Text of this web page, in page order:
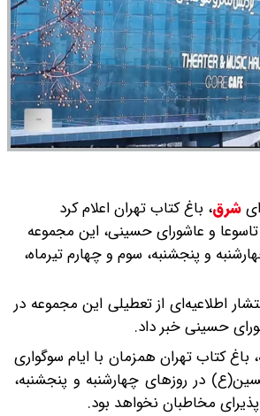
شرق، باغ کتاب تهران اعلام کرد
و عاشورای حسینی، این مجموعه
و پنجشنبه، سوم و چهارم تیرماه،
اطلاعیه‌ای از تعطیلی این مجموعه در
حسینی خبر داد.
باغ کتاب تهران همزمان با ایام سوگواری
در روزهای چهارشنبه و پنجشنبه،
مخاطبان نخواهد بود.